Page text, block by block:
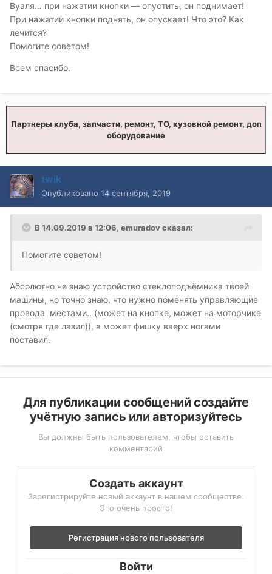
Вуаля… при нажатии кнопки — опустить, он поднимает!
При нажатии кнопки поднять, он опускает! Что это? Как
лечится?
Помогите советом!
Всем спасибо.
Партнеры клуба, запчасти, ремонт, ТО, кузовной ремонт, доп
оборудование
twik
Опубликовано 14 сентября, 2019
В 14.09.2019 в 12:06, emuradovсказал:
Помогите советом!
Абсолютно не знаю устройство стеклоподъёмника твоей
машины, но точно знаю, что нужно поменять управляющие
провода местами.. (может на кнопке, может на моторчике
(смотря где лазил)), а может фишку вверх ногами
поставил.
Для публикации сообщений создайте
учётную запись или авторизуйтесь
Вы должны быть пользователем, чтобы оставить
комментарий
Создать аккаунт
Зарегистрируйте новый аккаунт в нашем сообществе.
Это очень просто!
Регистрация нового пользователя
Войти